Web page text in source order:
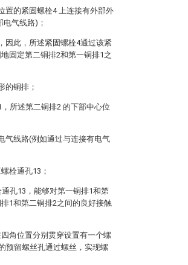
置的紧固螺栓4 上连接有外部外
气线路)；
因此，所述紧固螺栓4通过该紧
固定第二铜排2和第一铜排1之
的铜排；
所述第二铜排2 的下部中心位
气线路(例如通过与连接有电气
栓通孔13；
孔13，能够对第一铜排1和第
1和第二铜排2之间的良好接触
角位置分别贯穿设置有一个螺
预留螺丝孔通过螺丝，实现螺